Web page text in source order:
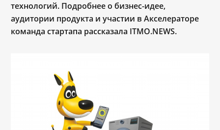
технологий. Подробнее о бизнес-идее,
аудитории продукта и участии в Акселераторе
команда стартапа рассказала ITMO.NEWS.